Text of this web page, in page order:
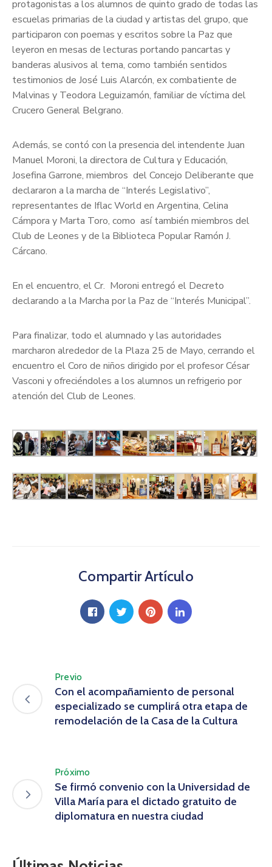
protagonistas a los alumnos de quinto grado de todas las
escuelas primarias de la ciudad y artistas del grupo, que
participaron con poemas y escritos sobre la Paz que
leyeron en mesas de lecturas portando pancartas y
banderas alusivos al tema, como también sentidos
testimonios de José Luis Alarcón, ex combatiente de
Malvinas y Teodora Leguizamón, familiar de víctima del
Crucero General Belgrano.
Además, se contó con la presencia del intendente Juan
Manuel Moroni, la directora de Cultura y Educación,
Josefina Garrone, miembros del Concejo Deliberante que
declararon a la marcha de “Interés Legislativo”,
representantes de Iflac World en Argentina, Celina
Cámpora y Marta Toro, como así también miembros del
Club de Leones y de la Biblioteca Popular Ramón J.
Cárcano.
En el encuentro, el Cr. Moroni entregó el Decreto
declarando a la Marcha por la Paz de “Interés Municipal”.
Para finalizar, todo el alumnado y las autoridades
marcharon alrededor de la Plaza 25 de Mayo, cerrando el
encuentro el Coro de niños dirigido por el profesor César
Vasconi y ofreciéndoles a los alumnos un refrigerio por
atención del Club de Leones.
Compartir Artículo
Previo
Con el acompañamiento de personal
especializado se cumplirá otra etapa de
remodelación de la Casa de la Cultura
Próximo
Se firmó convenio con la Universidad de
Villa María para el dictado gratuito de
diplomatura en nuestra ciudad